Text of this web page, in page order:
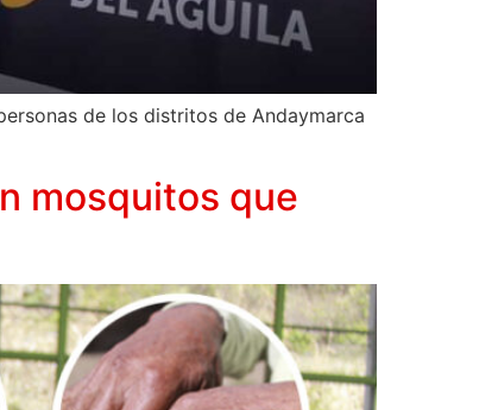
de los distritos de Andaymarca
mosquitos que